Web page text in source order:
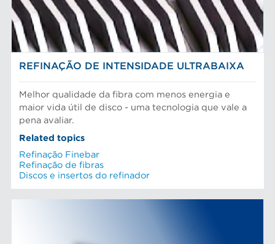
Pasta Mecanica
Refinação de fibras
Testes e laboratório
SOLUÇÕES EM REFINAÇÃO
REFINAÇÃO DE INTENSIDADE ULTRABAIXA
Melhor qualidade da fibra com menos energia e
maior vida útil de disco - uma tecnologia que vale a
pena avaliar.
Related topics
Refinação Finebar
Refinação de fibras
Discos e insertos do refinador